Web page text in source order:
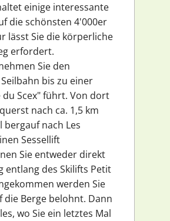
einige interessante
die schönsten 4'000er
lässt Sie die körperliche
erfordert.
Sie den
bis zu einer
du Scex" führt. Von dort
nach ca. 1,5 km
bergauf nach Les
Sessellift
Sie entweder direkt
entlang des Skilifts Petit
werden Sie
Berge belohnt. Dann
wo Sie ein letztes Mal